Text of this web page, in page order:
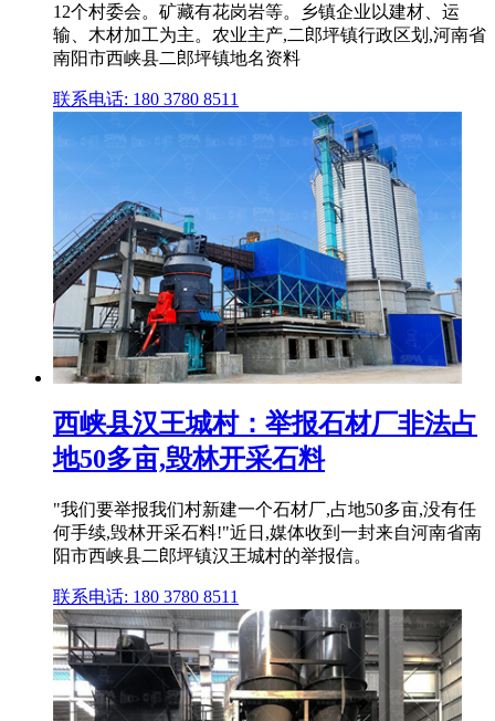
12个村委会。矿藏有花岗岩等。乡镇企业以建材、运
输、木材加工为主。农业主产,二郎坪镇行政区划,河南省
南阳市西峡县二郎坪镇地名资料
联系电话: 180 3780 8511
西峡县汉王城村：举报石材厂非法占
地50多亩,毁林开采石料
"我们要举报我们村新建一个石材厂,占地50多亩,没有任
何手续,毁林开采石料!"近日,媒体收到一封来自河南省南
阳市西峡县二郎坪镇汉王城村的举报信。
联系电话: 180 3780 8511